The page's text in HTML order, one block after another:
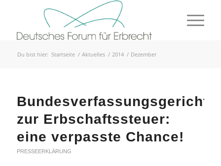
Du bist hier: Startseite / Aktuelles / 2014 / Dezember
Bundesverfassungsgericht
zur Erbschaftssteuer:
eine verpasste Chance!
PRESSEERKLÄRUNG